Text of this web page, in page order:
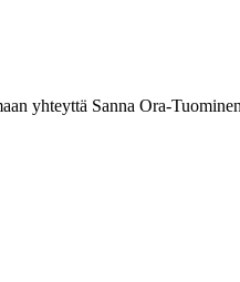
yhteyttä Sanna Ora-